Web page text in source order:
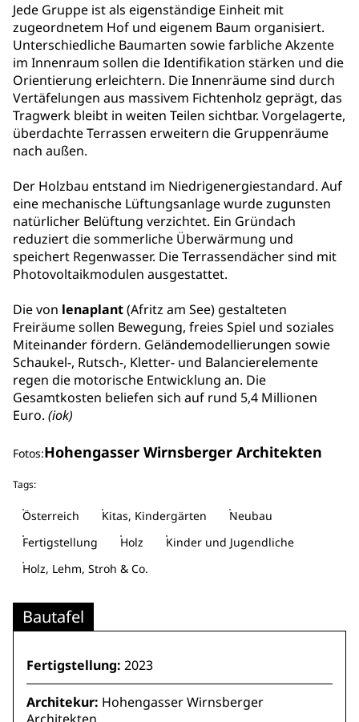
Jede Gruppe ist als eigenständige Einheit mit
zugeordnetem Hof und eigenem Baum organisiert.
Unterschiedliche Baumarten sowie farbliche Akzente
im Innenraum sollen die Identifikation stärken und die
Orientierung erleichtern. Die Innenräume sind durch
Vertäfelungen aus massivem Fichtenholz geprägt, das
Tragwerk bleibt in weiten Teilen sichtbar. Vorgelagerte,
überdachte Terrassen erweitern die Gruppenräume
nach außen.
Der Holzbau entstand im Niedrigenergiestandard. Auf
eine mechanische Lüftungsanlage wurde zugunsten
natürlicher Belüftung verzichtet. Ein Gründach
reduziert die sommerliche Überwärmung und
speichert Regenwasser. Die Terrassendächer sind mit
Photovoltaikmodulen ausgestattet.
Die von lenaplant(Afritz am See) gestalteten
Freiräume sollen Bewegung, freies Spiel und soziales
Miteinander fördern. Geländemodellierungen sowie
Schaukel-, Rutsch-, Kletter- und Balancierelemente
regen die motorische Entwicklung an. Die
Gesamtkosten beliefen sich auf rund 5,4 Millionen
Euro. (iok)
Fotos:Hohengasser Wirnsberger Architekten
Tags:
Österreich Kitas, Kindergärten
Neubau
Fertigstellung
Holz
Kinder und Jugendliche
Holz, Lehm, Stroh & Co.
Bautafel
Fertigstellung: 2023
Architekur: Hohengasser Wirnsberger